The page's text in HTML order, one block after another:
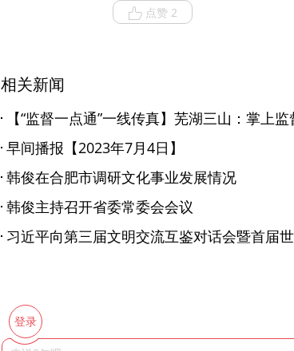
点赞 2
相关新闻
早间播报【2023年7月4日】
韩俊在合肥市调研文化事业发展情况
韩俊主持召开省委常委会会议
登录